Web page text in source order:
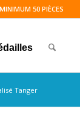
50 PIÈCES
Tanger